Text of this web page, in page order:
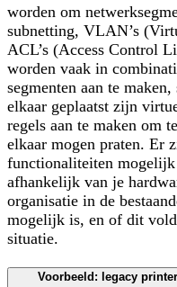
worden om
subnetting, VLAN’s
ACL’s (Access Control
worden vaak in
segmenten aan te
elkaar geplaatst zijn
regels aan te maken om
elkaar mogen praten. Er
functionaliteiten mogelijk
afhankelijk van je
organisatie in de
mogelijk is, en of dit
situatie.
Voorbeeld: legacy